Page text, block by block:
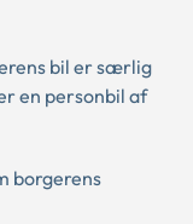
bil er særlig
en personbil af
borgerens